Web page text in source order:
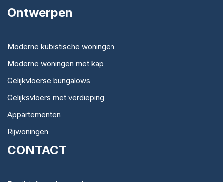
Ontwerpen
Moderne kubistische woningen
Moderne woningen met kap
Gelijkvloerse bungalows
Gelijksvloers met verdieping
Appartementen
Rijwoningen
CONTACT